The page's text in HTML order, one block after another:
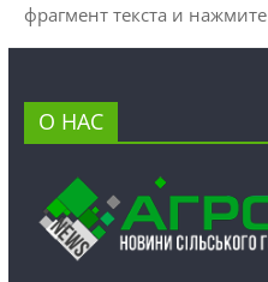
фрагмент текста и нажмите
О НАС